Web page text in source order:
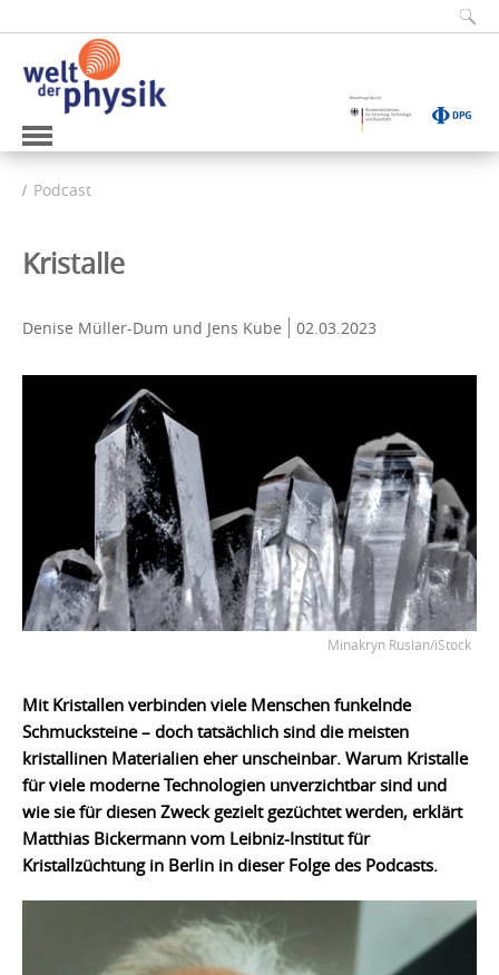
Podcast
Kristalle
Denise Müller-Dum und Jens Kube 02.03.2023
Minakryn Ruslan/iStock
Mit Kristallen verbinden viele Menschen funkelnde
Schmucksteine – doch tatsächlich sind die meisten
kristallinen Materialien eher unscheinbar. Warum Kristalle
für viele moderne Technologien unverzichtbar sind und
wie sie für diesen Zweck gezielt gezüchtet werden, erklärt
Matthias Bickermann vom Leibniz-Institut für
Kristallzüchtung in Berlin in dieser Folge des Podcasts.